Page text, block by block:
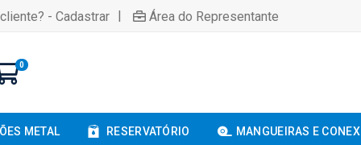
- Cadastrar | Área do Representante
0
METAL RESERVATÓRIO MANGUEIRAS E